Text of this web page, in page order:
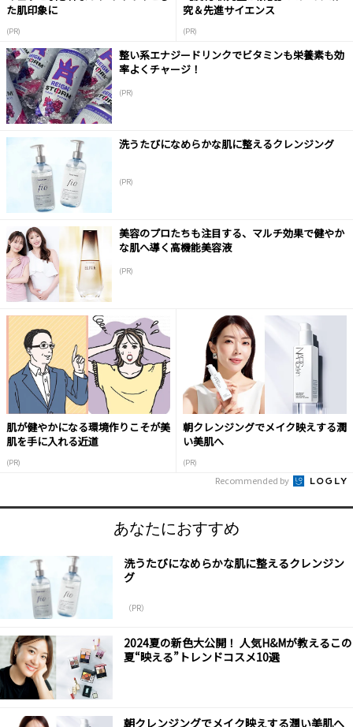
た肌印象に
(PR)
究＆先進サイエンス
(PR)
整い系エナジードリンクでビタミンも栄養素も効
率よくチャージ！
(PR)
洗うたびになめらかな肌に整えるクレンジング
(PR)
美容のプロたちも注目する、マルチ効果で健やか
な肌へ導く高機能美容液
(PR)
肌が健やかになる環境作りこそが美
肌を手に入れる近道
(PR)
朝クレンジングでメイク映えする潤
い美肌へ
(PR)
Recommended by
あなたにおすすめ
洗うたびになめらかな肌に整えるクレンジン
グ
（PR）
2024夏の新色大公開！ 人気H&Mが教えるこの
夏“映える”トレンドコスメ10選
朝クレンジングでメイク映えする潤い美肌へ